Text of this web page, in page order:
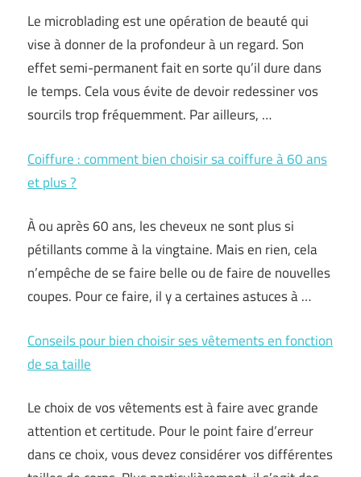
Le microblading est une opération de beauté qui
vise à donner de la profondeur à un regard. Son
effet semi-permanent fait en sorte qu’il dure dans
le temps. Cela vous évite de devoir redessiner vos
sourcils trop fréquemment. Par ailleurs, …
Coiffure : comment bien choisir sa coiffure à 60 ans
et plus ?
À ou après 60 ans, les cheveux ne sont plus si
pétillants comme à la vingtaine. Mais en rien, cela
n’empêche de se faire belle ou de faire de nouvelles
coupes. Pour ce faire, il y a certaines astuces à …
Conseils pour bien choisir ses vêtements en fonction
de sa taille
Le choix de vos vêtements est à faire avec grande
attention et certitude. Pour le point faire d’erreur
dans ce choix, vous devez considérer vos différentes